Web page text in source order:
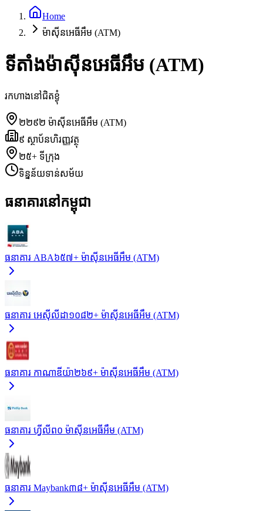
Home
ម៉ាស៊ីនអេធីអឹម (ATM)
ទីតាំងម៉ាស៊ីនអេធីអឹម (ATM)
រកហាងនៅជិតខ្ងុំ
២២៩២ ម៉ាស៊ីនអេធីអឹម (ATM)
៩ ស្ថាប័នហិរញ្ញវត្ថុ
២៥+ ទីក្រុង
ទិន្នន័យទាន់សម័យ
ធនាគារនៅកម្ពុជា
ធនាគារ ABA៦៥៧+ ម៉ាស៊ីនអេធីអឹម (ATM)
ធនាគារ អេស៊ីលីដា១០៨២+ ម៉ាស៊ីនអេធីអឹម (ATM)
ធនាគារ កាណាឌីយ៉ា២៦៩+ ម៉ាស៊ីនអេធីអឹម (ATM)
ធនាគារ ហ្វីលីព០ ម៉ាស៊ីនអេធីអឹម (ATM)
ធនាគារ Maybank៣៨+ ម៉ាស៊ីនអេធីអឹម (ATM)